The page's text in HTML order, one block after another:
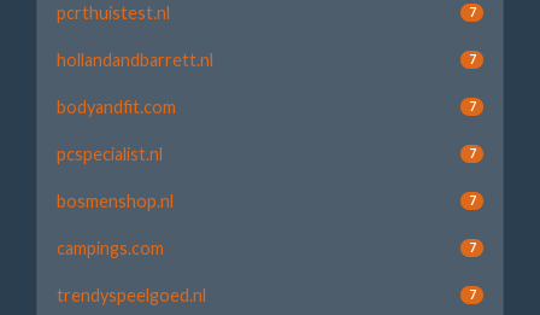
pcrthuistest.nl 7
hollandandbarrett.nl 7
bodyandfit.com 7
pcspecialist.nl 7
bosmenshop.nl 7
campings.com 7
trendyspeelgoed.nl 7